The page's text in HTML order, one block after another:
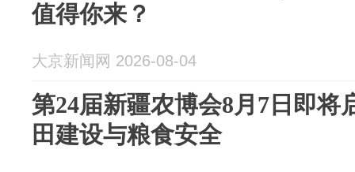
值得你来？
大京新闻网 2026-08-04
第24届新疆农博会8月7日即将
田建设与粮食安全